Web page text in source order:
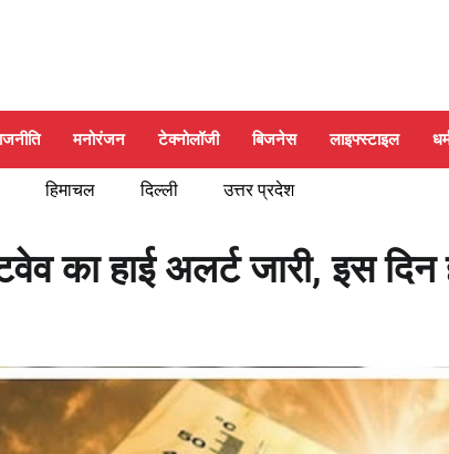
मनोरंजन टेक्नोलॉजी बिजनेस लाइफ्स्टाइल
हिमाचल दिल्ली उत्तर प्रदेश
का हाई अलर्ट जारी, इस दिन